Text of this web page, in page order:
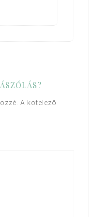
A kötelező